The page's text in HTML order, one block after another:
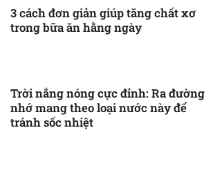
3 cách đơn giản giúp tăng chất xơ
trong bữa ăn hằng ngày
Trời nắng nóng cực đỉnh: Ra đường
nhớ mang theo loại nước này để
tránh sốc nhiệt